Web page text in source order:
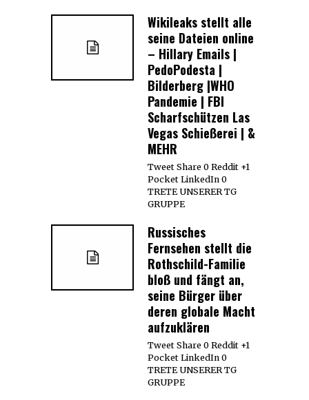
Wikileaks stellt alle
seine Dateien online
– Hillary Emails |
PedoPodesta |
Bilderberg |WHO
Pandemie | FBI
Scharfschützen Las
Vegas Schießerei | &
MEHR
Tweet Share 0 Reddit +1
Pocket LinkedIn 0
TRETE UNSERER TG
GRUPPE
Russisches
Fernsehen stellt die
Rothschild-Familie
bloß und fängt an,
seine Bürger über
deren globale Macht
aufzuklären
Tweet Share 0 Reddit +1
Pocket LinkedIn 0
TRETE UNSERER TG
GRUPPE